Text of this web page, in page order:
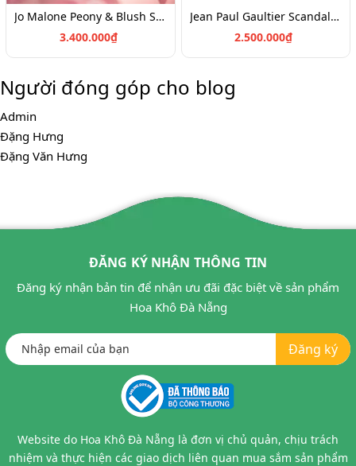
Jo Malone Peony & Blush Suede Cologne (100ml)
3.400.000₫
Jean Paul Gaultier Scandal Pour Homme EDT 100
2.500.000₫
Người đóng góp cho blog
Admin
Đặng Hưng
Đặng Văn Hưng
ĐĂNG KÝ NHẬN THÔNG TIN
Đăng ký nhận bản tin để nhận ưu đãi đặc biệt về sản phẩm
Hoa Khô Đà Nẵng
Đăng ký
Website do Hoa Khô Đà Nẵng là đơn vị chủ quản, chịu trách
nhiệm và thực hiện các giao dịch liên quan mua sắm sản phẩm